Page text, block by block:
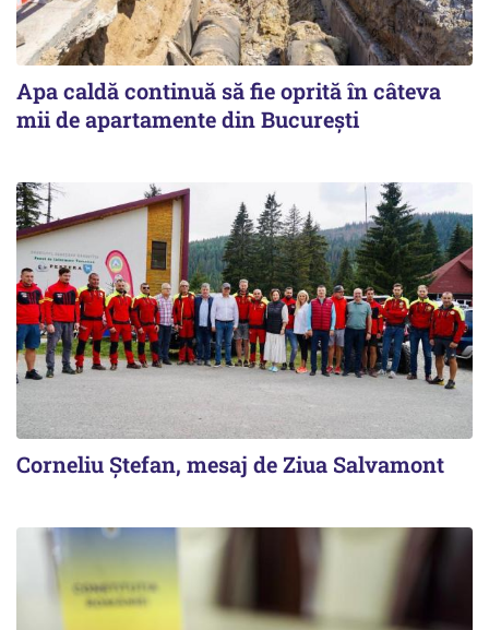
Apa caldă continuă să fie oprită în câteva
mii de apartamente din București
Corneliu Ștefan, mesaj de Ziua Salvamont